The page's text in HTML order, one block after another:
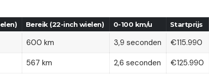
Bereik (22-inch wielen) 0-100 km/u Startprijs
600 km 3,9 seconden
€115.990
567 km 2,6 seconden €125.990